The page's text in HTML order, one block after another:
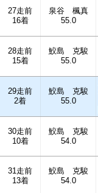
27走前
16着
泉谷 楓真
55.0
28走前
15着
鮫島 克駿
55.0
29走前
2着
鮫島 克駿
55.0
30走前
10着
鮫島 克駿
54.0
31走前
13着
鮫島 克駿
54.0